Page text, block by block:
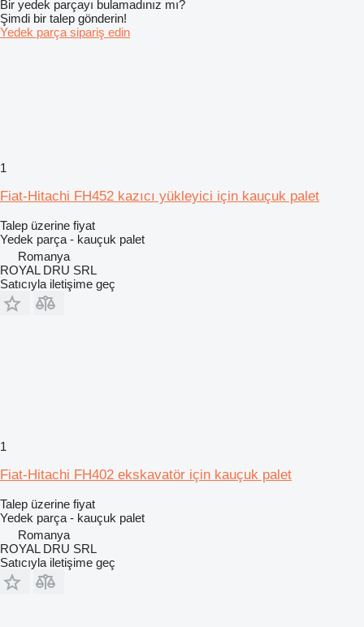
Bir yedek parçayı bulamadınız mı?
Şimdi bir talep gönderin!
Yedek parça sipariş edin
1
Fiat-Hitachi FH452 kazıcı yükleyici için kauçuk palet
Talep üzerine fiyat
Yedek parça - kauçuk palet
Romanya
ROYAL DRU SRL
Satıcıyla iletişime geç
1
Fiat-Hitachi FH402 ekskavatör için kauçuk palet
Talep üzerine fiyat
Yedek parça - kauçuk palet
Romanya
ROYAL DRU SRL
Satıcıyla iletişime geç